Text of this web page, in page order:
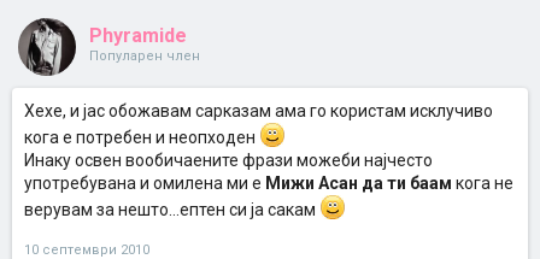
Phyramide
Популарен член
Хехе, и јас обожавам сарказам ама го користам исклучиво
кога е потребен и неопходен
Инаку освен вообичаените фрази можеби најчесто
употребувана и омилена ми е Мижи Асан да ти баам кога не
верувам за нешто...ептен си ја сакам
10 септември 2010